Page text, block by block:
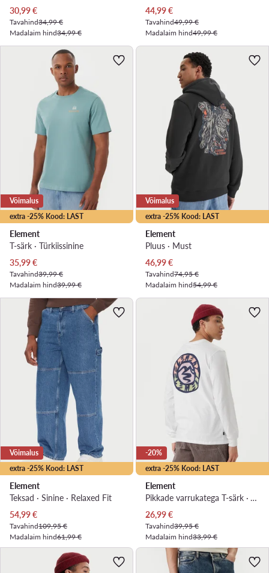
Praegune hind
30,99€
Tavahind34,99 €
Madalaim hind34,99 €
Praegune hind
44,99€
Tavahind49,99 €
Madalaim hind49,99 €
extra -25% Kood: LAST
Võimalus
Element
T-särk · Türkiissinine
Praegune hind
35,99€
Tavahind39,99 €
Madalaim hind39,99 €
extra -25% Kood: LAST
Võimalus
Element
Pluus · Must
Praegune hind
46,99€
Tavahind74,95 €
Madalaim hind54,99 €
extra -25% Kood: LAST
Võimalus
Element
Teksad · Sinine · Relaxed Fit
Praegune hind
54,99€
Tavahind109,95 €
Madalaim hind61,99 €
extra -25% Kood: LAST
-20%
Element
Pikkade varrukatega T-särk · Valge
Praegune hind
26,99€
Tavahind39,95 €
Madalaim hind33,99 €